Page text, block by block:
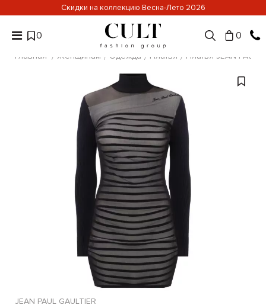
Скидки на коллекцию Весна-Лето 2026
0 0
Главная Женщинам Одежда Платья Платья JEAN PAUL
JEAN PAUL GAULTIER